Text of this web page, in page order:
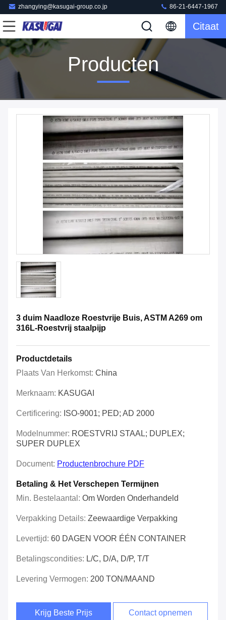
zhangying@kasugai-group.co.jp 86-21-6447-1967
Citaat
Producten
3 duim Naadloze Roestvrije Buis, ASTM A269 om
316L-Roestvrij staalpijp
Productdetails
Plaats Van Herkomst: China
Merknaam: KASUGAI
Certificering: ISO-9001; PED; AD 2000
Modelnummer: ROESTVRIJ STAAL; DUPLEX;
SUPER DUPLEX
Document: Productenbrochure PDF
Betaling & Het Verschepen Termijnen
Min. Bestelaantal: Om Worden Onderhandeld
Verpakking Details: Zeewaardige Verpakking
Levertijd: 60 DAGEN VOOR ÉÉN CONTAINER
Betalingscondities: L/C, D/A, D/P, T/T
Levering Vermogen: 200 TON/MAAND
Krijg Beste Prijs Contact opnemen